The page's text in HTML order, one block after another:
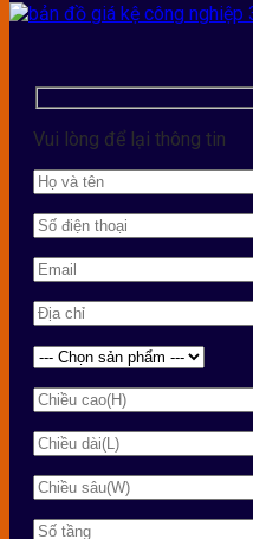
Vui lòng để lại thông tin